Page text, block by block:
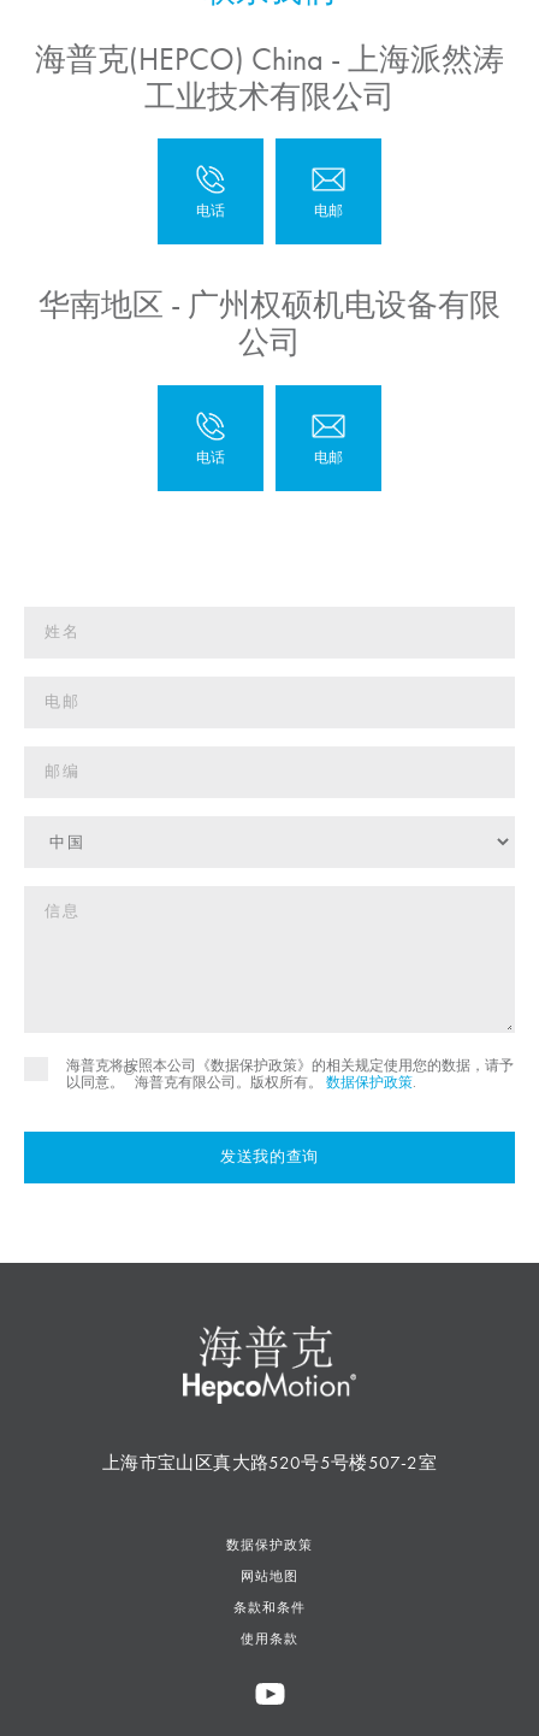
海普克(HEPCO) China - 上海派然涛
工业技术有限公司
华南地区 - 广州权硕机电设备有限
公司
海普克将按照本公司《数据保护政策》的相关规定使用您的数据，请予
以同意。
©
海普克有限公司。版权所有。 数据保护政策.
发送我的查询
上海市宝山区真大路520号5号楼507-2室
数据保护政策
网站地图
条款和条件
使用条款